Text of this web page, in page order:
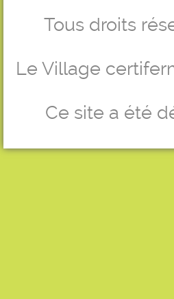
Tous droits
Le Village
Ce site a été